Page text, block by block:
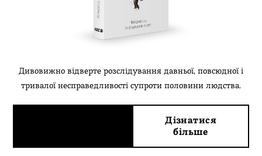
Дивовижно відверте розслідування давньої, повсюдної і
тривалої несправедливості супроти половини людства.
Дізнатися
більше